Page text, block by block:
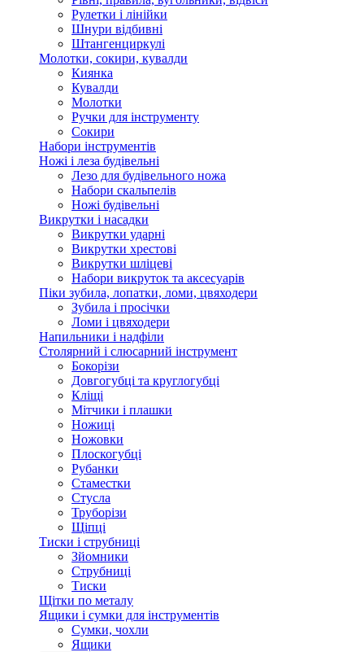
Рулетки і лінійки
Шнури відбивні
Штангенциркулі
Молотки, сокири, кувалди
Киянка
Кувалди
Молотки
Ручки для інструменту
Сокири
Набори інструментів
Ножі і леза будівельні
Лезо для будівельного ножа
Набори скальпелів
Ножі будівельні
Викрутки і насадки
Викрутки ударні
Викрутки хрестові
Викрутки шліцеві
Набори викруток та аксесуарів
Піки зубила, лопатки, ломи, цвяходери
Зубила і просічки
Ломи і цвяходери
Напильники і надфіли
Столярний і слюсарний інструмент
Бокорізи
Довгогубці та круглогубці
Кліщі
Мітчики і плашки
Ножиці
Ножовки
Плоскогубці
Рубанки
Стаместки
Стусла
Труборізи
Щіпці
Тиски і струбниці
Зйомники
Струбниці
Тиски
Щітки по металу
Ящики і сумки для інструментів
Сумки, чохли
Ящики